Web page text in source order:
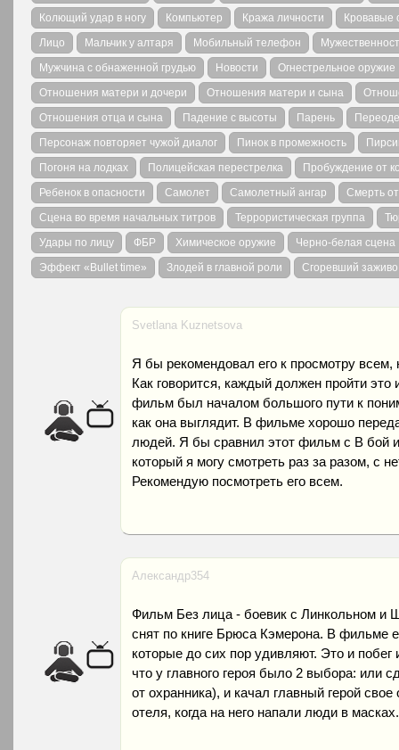
Колющий удар в ногу
Компьютер Кража личности
Кровавые
Лицо
Мальчик у алтаря Мобильный телефон
Мужчина с обнаженной грудью
Новости
Огнестрельное оружие
Отношения матери и дочери
Отношения матери и сына
Отношения отца и сына
Падение с высоты Парень
Персонаж повторяет чужой диалог
Пинок в промежность
Погоня на лодках
Полицейская перестрелка
Пробуждение от
Ребенок в опасности
Самолет Самолетный ангар
Смерть
Сцена во время начальных титров
Террористическая группа
Удары по лицу
ФБР Химическое оружие
Черно-белая сцена
Эффект «Bullet time»
Злодей в главной роли Сгоревший заживо
Svetlana Kuznetsova
Я бы рекомендовал его к просмотру
Как говорится, каждый должен пройти
фильм был началом большого пути к
как она выглядит. В фильме хорошо
людей. Я бы сравнил этот фильм с В бой
который я могу смотреть раз за разом, с
Рекомендую посмотреть его всем.
Александр354
Фильм Без лица - боевик с Линкольном
снят по книге Брюса Кэмерона. В фильме
которые до сих пор удивляют. Это и побег
что у главного героя было 2 выбора: или
от охранника), и качал главный герой
отеля, когда на него напали люди в масках.